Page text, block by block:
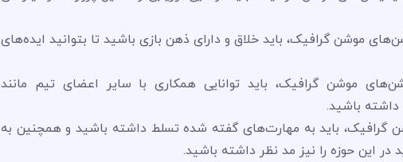
موشن گرافیک، باید خلاق و دارای ذهن بازی باشید تا بتوانید ایده‌های
موشن گرافیک، باید توانایی همکاری با سایر اعضای تیم مانند
داشته باشید.
گرافیک، باید به مهارت‌های گفته شده تسلط داشته باشید و همچنین به
در این حوزه را نیز مد نظر داشته باشید.